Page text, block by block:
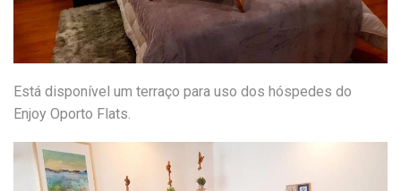
Está disponível um terraço para uso dos hóspedes do
Enjoy Oporto Flats.